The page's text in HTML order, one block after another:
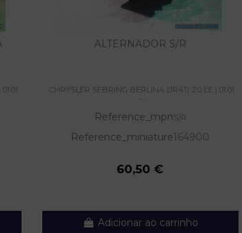
ALTERNADOR S/R
CHRYSLER SEBRING BERLINA (JR41) 2.0 LE | 01.01
-...
Reference_mpnS/R
Reference_miniature164900
60,50 €
Adicionar ao carrinho